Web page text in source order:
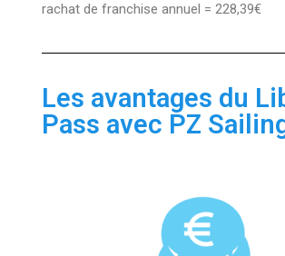
rachat de franchise annuel = 228,39€
Les avantages du
Pass avec PZ